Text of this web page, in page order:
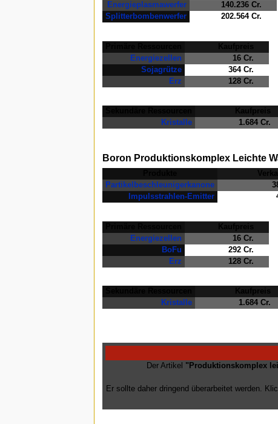
Energieplasmawerfer
140.236 Cr.
Splitterbombenwerfer
202.564 Cr.
Kaufpreis
Energiezellen
16 Cr.
Sojagrütze
364 Cr.
Erz
128 Cr.
Kaufpreis
Kristalle
1.684 Cr.
Boron Produktionskomplex Leichte
Partikelbeschleunigerkanone
Impulsstrahlen-Emitter
Kaufpreis
Energiezellen
16 Cr.
BoFu
292 Cr.
Erz
128 Cr.
Kaufpreis
Kristalle
1.684 Cr.
Der Artikel "Produktionskomplex
Er sollte daher dringend überarbeitet werden.